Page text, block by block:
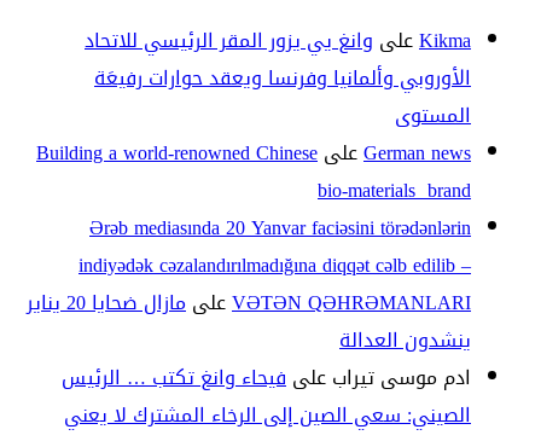
Kikmaعلى وانغ يي يزور المقر الرئيسي للاتحاد
الأوروبي وألمانيا وفرنسا ويعقد حوارات رفيعَة
المستوى
German newsعلىBuilding a world-renowned Chinese
bio-materials brand
Ərəb mediasında 20 Yanvar faciəsini törədənlərin
indiyədək cəzalandırılmadığına diqqət cəlb edilib –
VƏTƏN QƏHRƏMANLARIعلى
مازال ضحايا 20 يناير
ينشدون العدالة
ادم موسى تيرابعلىفيحاء وانغ تكتب … الرئيس
الصيني: سعي الصين إلى الرخاء المشترك لا يعني